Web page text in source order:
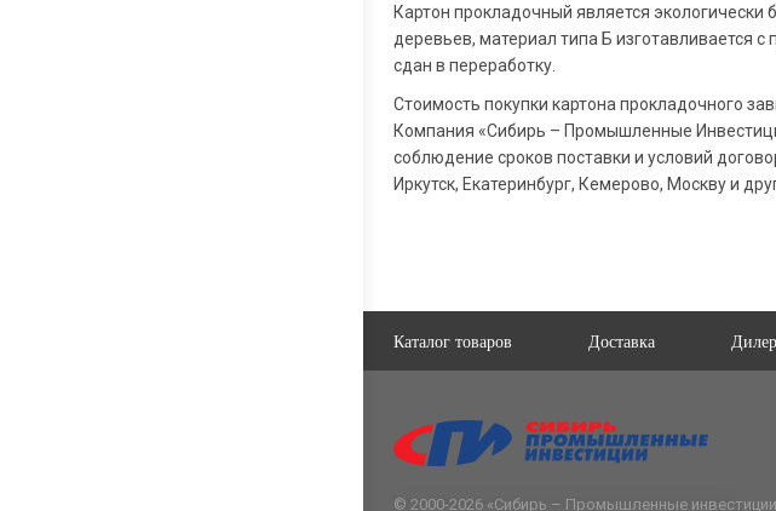
Картон прокладочный является
деревьев, материал типа Б изготавливается
сдан в переработку.
Стоимость покупки картона прокладочного
Компания «Сибирь – Промышленные
соблюдение сроков поставки и условий
Иркутск, Екатеринбург, Кемерово, Москву и
Каталог товаров Доставка
© 2000-2026 «Сибирь – Промышленные инвестиции